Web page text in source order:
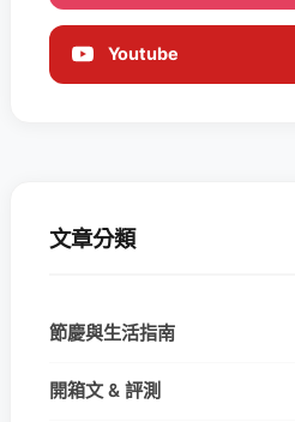
Youtube
文章分類
節慶與生活指南
開箱文 & 評測